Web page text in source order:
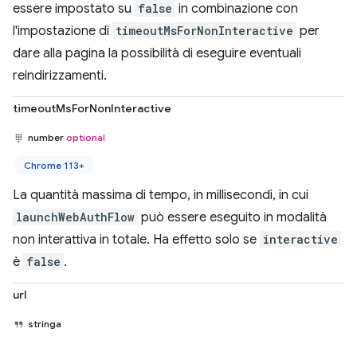
essere impostato su false in combinazione con
l'impostazione di timeoutMsForNonInteractive per
dare alla pagina la possibilità di eseguire eventuali
reindirizzamenti.
timeoutMsForNonInteractive
number optional
Chrome 113+
La quantità massima di tempo, in millisecondi, in cui
launchWebAuthFlow può essere eseguito in modalità
non interattiva in totale. Ha effetto solo se interactive
è false .
url
stringa